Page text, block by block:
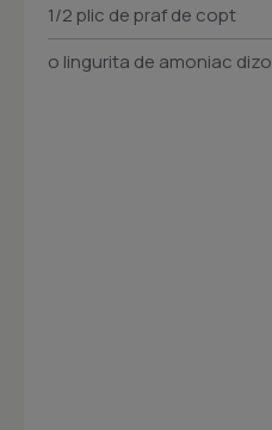
1/2 plic de praf de copt
o lingurita de amoniac